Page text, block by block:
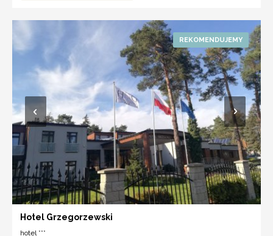
Hotel Grzegorzewski
hotel ***